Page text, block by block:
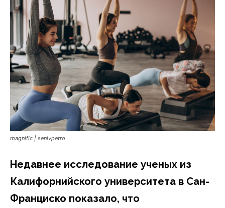
magnific | senivpetro
Недавнее исследование ученых из
Калифорнийского университета в Сан-
Франциско показало, что